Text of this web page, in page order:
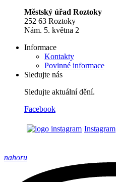
Městský úřad Roztoky
252 63 Roztoky
Nám. 5. května 2
Informace
Kontakty
Povinné informace
Sledujte nás
Sledujte aktuální dění.
Facebook
Instagram
nahoru